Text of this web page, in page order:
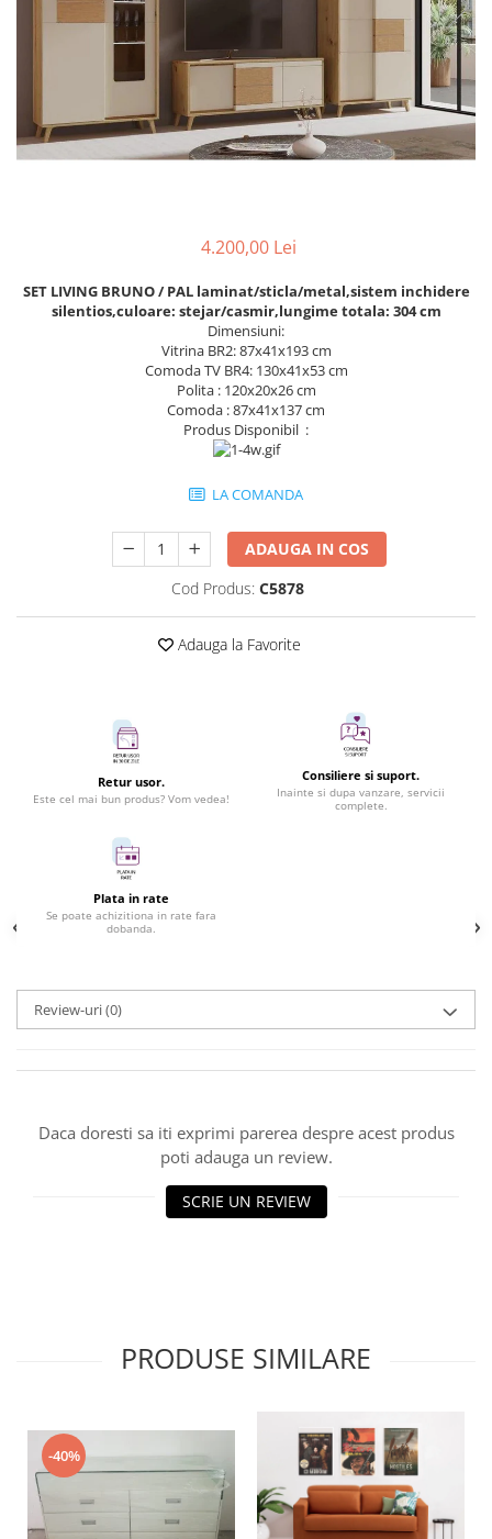
Oferte speciale
Banchete
4.200,00 Lei
SET LIVING BRUNO / PAL laminat/sticla/metal,sistem inchidere
silentios,culoare: stejar/casmir,lungime totala: 304 cm
Dimensiuni:
Vitrina BR2: 87x41x193 cm
Comoda TV BR4: 130x41x53 cm
Polita : 120x20x26 cm
Comoda : 87x41x137 cm
Produs Disponibil :
LA COMANDA
ADAUGA IN COS
Cod Produs: C5878
Adauga la Favorite
Retur usor.
Este cel mai bun produs? Vom vedea!
Consiliere si suport.
Inainte si dupa vanzare, servicii
complete.
Plata in rate
Se poate achizitiona in rate fara
dobanda.
Review-uri(0)
Daca doresti sa iti exprimi parerea despre acest produs
poti adauga un review.
SCRIE UN REVIEW
PRODUSE SIMILARE
-40%